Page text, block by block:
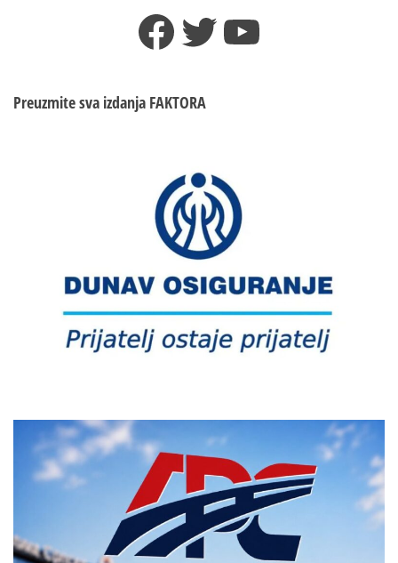
Facebook
TwitterYouTube
Preuzmite sva izdanja FAKTORA